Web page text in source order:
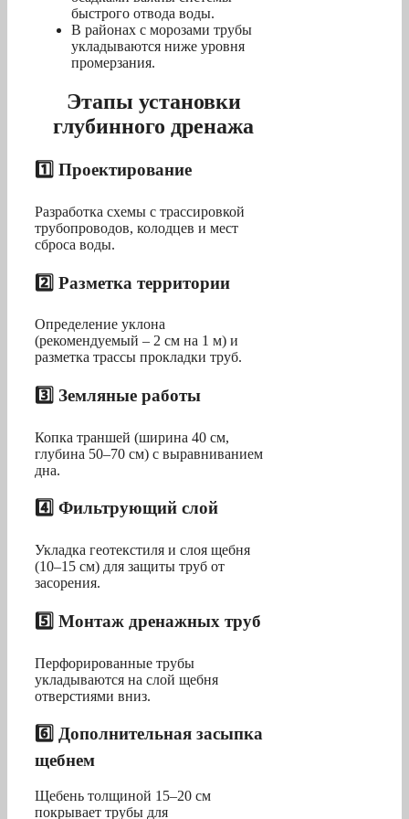
быстрого отвода воды.
В районах с морозами трубы
укладываются ниже уровня
промерзания.
Этапы установки
глубинного дренажа
1️⃣ Проектирование
Разработка схемы с трассировкой
трубопроводов, колодцев и мест
сброса воды.
2️⃣ Разметка территории
Определение уклона
(рекомендуемый – 2 см на 1 м) и
разметка трассы прокладки труб.
3️⃣ Земляные работы
Копка траншей (ширина 40 см,
глубина 50–70 см) с выравниванием
дна.
4️⃣ Фильтрующий слой
Укладка геотекстиля и слоя щебня
(10–15 см) для защиты труб от
засорения.
5️⃣ Монтаж дренажных труб
Перфорированные трубы
укладываются на слой щебня
отверстиями вниз.
6️⃣ Дополнительная засыпка
щебнем
Щебень толщиной 15–20 см
покрывает трубы для